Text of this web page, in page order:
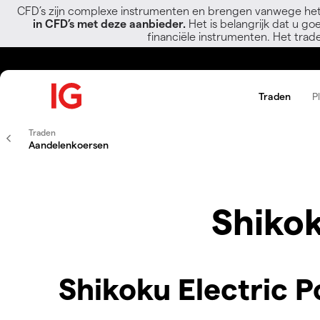
CFD’s zijn complexe instrumenten en brengen vanwege
in CFD’s met deze aanbieder. Het is belangrijk dat u
financiële instrumenten. Het
Traden
Traden
Aandelenkoersen
Shikoku Electric